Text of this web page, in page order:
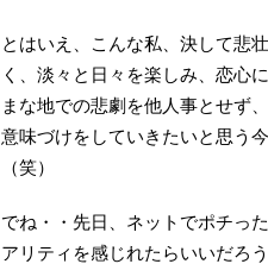
とはいえ、こんな私、決して悲
く、淡々と日々を楽しみ、恋心
まな地での悲劇を他人事とせず
意味づけをしていきたいと思う
（笑）
でね・・先日、ネットでポチっ
アリティを感じれたらいいだろ